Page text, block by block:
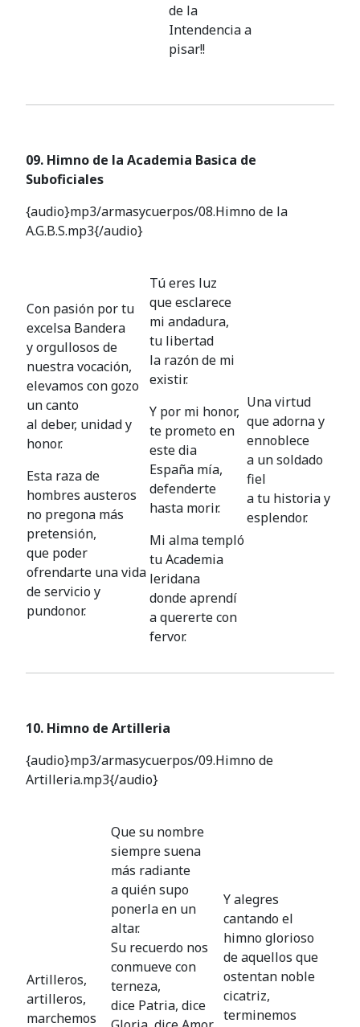
de la
Intendencia a
pisar!!
09. Himno de la Academia Basica de
Suboficiales
{audio}mp3/armasycuerpos/08.Himno de la
A.G.B.S.mp3{/audio}
Con pasión por tu
excelsa Bandera
y orgullosos de
nuestra vocación,
elevamos con gozo
un canto
al deber, unidad y
honor.
Esta raza de
hombres austeros
no pregona más
pretensión,
que poder
ofrendarte una vida
de servicio y
pundonor.
Tú eres luz
que esclarece
mi andadura,
tu libertad
la razón de mi
existir.
Y por mi honor,
te prometo en
este dia
España mía,
defenderte
hasta morir.
Mi alma templó
tu Academia
leridana
donde aprendí
a quererte con
fervor.
Una virtud
que adorna y
ennoblece
a un soldado
fiel
a tu historia y
esplendor.
10. Himno de Artilleria
{audio}mp3/armasycuerpos/09.Himno de
Artilleria.mp3{/audio}
Artilleros,
artilleros,
marchemos
Que su nombre
siempre suena
más radiante
a quién supo
ponerla en un
altar.
Su recuerdo nos
conmueve con
terneza,
dice Patria, dice
Y alegres
cantando el
himno glorioso
de aquellos que
ostentan noble
cicatriz,
terminemos